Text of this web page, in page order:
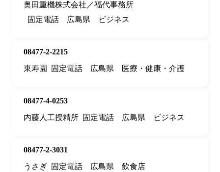
奥田重機株式会社／福代事務所
固定電話
広島県 ビジネス
08477-2-2215
東寿園
固定電話 広島県 医療・健康・介護
08477-4-0253
内藤人工授精所 固定電話 広島県 ビジネス
08477-2-3031
うさぎ 固定電話 広島県 飲食店